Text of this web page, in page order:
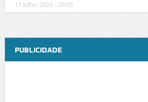
17 Julho, 2026 - 20:05
PUBLICIDADE